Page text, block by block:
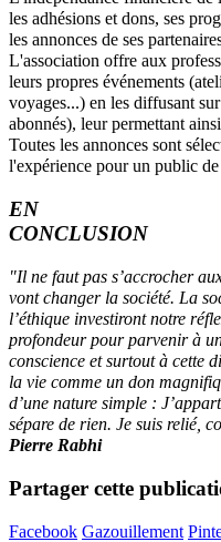
les adhésions et dons, ses
les annonces de ses
L'association offre aux
leurs propres événements
voyages...) en les diffusant
abonnés), leur permettant
Toutes les annonces sont
l'expérience pour un public
EN
CONCLUSION
"Il ne faut pas s’accrocher
vont changer la société. La
l’éthique investiront notre
profondeur pour parvenir à
conscience et surtout à cette
la vie comme un don
d’une nature simple :
sépare de rien. Je suis relié,
Pierre Rabhi
Partager cette
Facebook Gazouillement